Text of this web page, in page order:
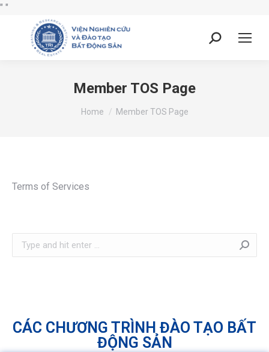
" "
Member TOS Page
You are here:
Home Member TOS Page
Terms of Services
CÁC CHƯƠNG TRÌNH ĐÀO TẠO BẤT
ĐỘNG SẢN